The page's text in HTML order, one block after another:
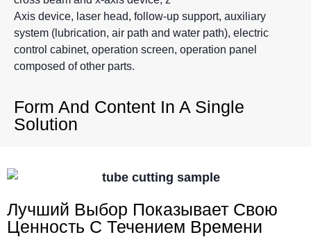
Axis device, laser head, follow-up support, auxiliary
system (lubrication, air path and water path), electric
control cabinet, operation screen, operation panel
composed of other parts.
Form And Content In A Single
Solution
Лучший Выбор Показывает Свою
Ценность С Течением Времени